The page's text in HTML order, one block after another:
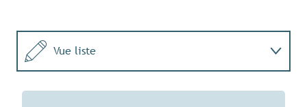
Vue liste
Vue carte